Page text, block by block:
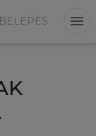
BELÉPÉS menu